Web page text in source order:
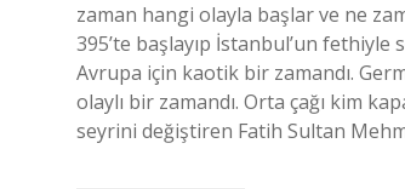
zaman hangi olayla başlar ve ne
395’te başlayıp İstanbul’un
Avrupa için kaotik bir zamandı.
olaylı bir zamandı. Orta çağı kim
seyrini değiştiren Fatih Sultan